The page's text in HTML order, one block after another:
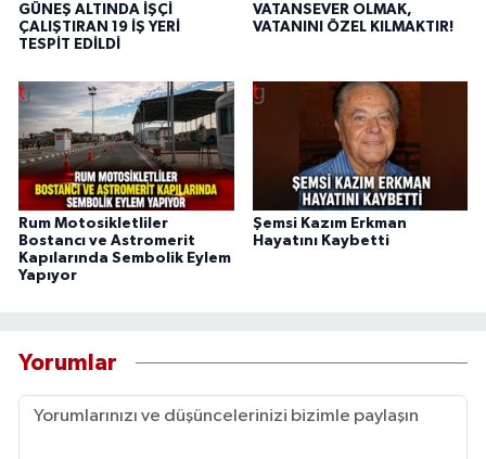
GÜNEŞ ALTINDA İŞÇİ
ÇALIŞTIRAN 19 İŞ YERİ
TESPİT EDİLDİ
VATANSEVER OLMAK,
VATANINI ÖZEL KILMAKTIR!
Rum Motosikletliler
Bostancı ve Astromerit
Kapılarında Sembolik Eylem
Yapıyor
Şemsi Kazım Erkman
Hayatını Kaybetti
Yorumlar